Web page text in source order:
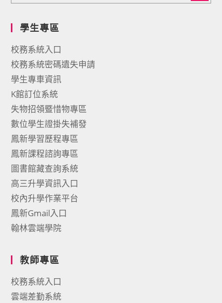
學生專區
校務系統入口
校務系統密碼遺失申請
學生專車資訊
K館訂位系統
失物招領暨惜物專區
數位學生證掛失補發
鳳新學習歷程專區
鳳新課程諮詢專區
圖書館藏查詢系統
高三升學資訊入口
校內升學作業平台
鳳新Gmail入口
翰林雲端學院
教師專區
校務系統入口
雲端差勤系統